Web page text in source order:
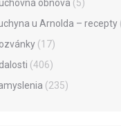
obnova (5)
u Arnolda – recepty
(17)
(406)
(235)